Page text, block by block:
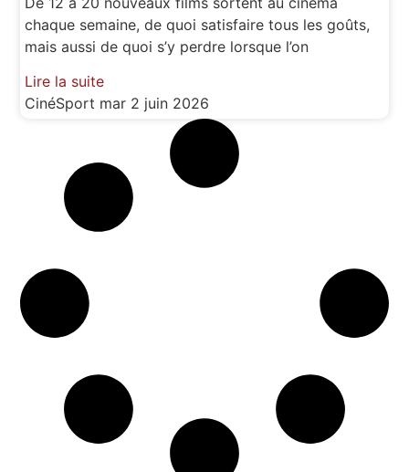
chaque semaine, de quoi satisfaire tous les goûts,
mais aussi de quoi s’y perdre lorsque l’on
Lire la suite
CinéSport mar 2 juin 2026